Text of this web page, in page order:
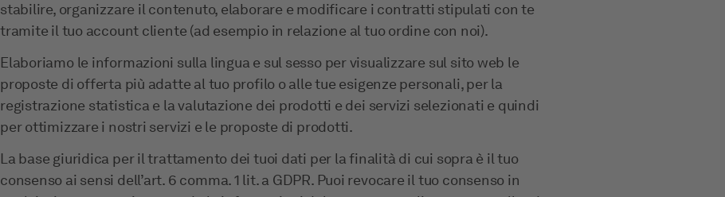
stabilire, organizzare il contenuto, elaborare e modificare i contratti stipulati con te
tramite il tuo account cliente (ad esempio in relazione al tuo ordine con noi).
Elaboriamo le informazioni sulla lingua e sul sesso per visualizzare sul sito web le
proposte di offerta più adatte al tuo profilo o alle tue esigenze personali, per la
registrazione statistica e la valutazione dei prodotti e dei servizi selezionati e quindi
per ottimizzare i nostri servizi e le proposte di prodotti.
La base giuridica per il trattamento dei tuoi dati per la finalità di cui sopra è il tuo
consenso ai sensi dell’art. 6 comma. 1 lit. a GDPR. Puoi revocare il tuo consenso in